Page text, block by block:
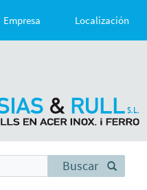
Empresa Localización
Buscar